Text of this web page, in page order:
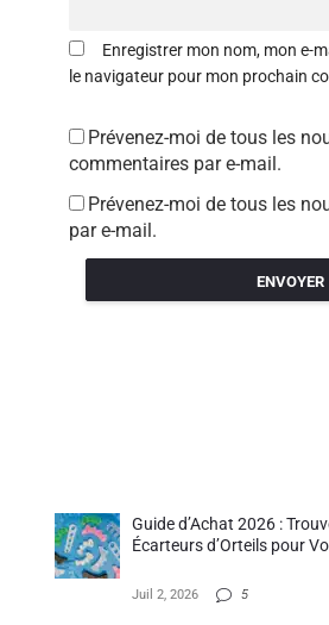
Enregistrer mon nom, mon e-
le navigateur pour mon prochain
Prévenez-moi de tous les
commentaires par e-mail.
Prévenez-moi de tous les
par e-mail.
Guide d’Achat 2026 :
Écarteurs d’Orteils pour
Juil 2, 2026 5